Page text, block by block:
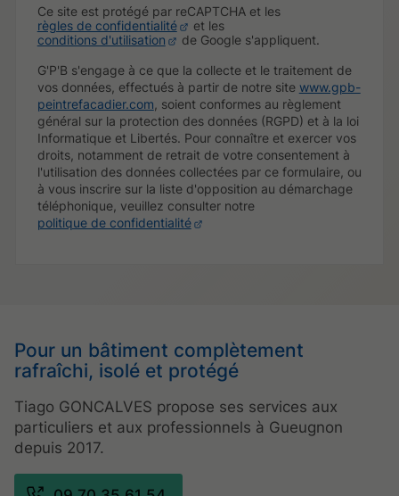
Ce site est protégé par reCAPTCHA et les
règles de confidentialité
et les
conditions d'utilisation
de Google s'appliquent.
G'P'B s'engage à ce que la collecte et le traitement de
vos données, effectués à partir de notre site www.gpb-
peintrefacadier.com, soient conformes au règlement
général sur la protection des données (RGPD) et à la loi
Informatique et Libertés. Pour connaître et exercer vos
droits, notamment de retrait de votre consentement à
l'utilisation des données collectées par ce formulaire, ou
à vous inscrire sur la liste d'opposition au démarchage
téléphonique, veuillez consulter notre
politique de confidentialité
Pour un bâtiment complètement
rafraîchi, isolé et protégé
Tiago GONCALVES propose ses services aux
particuliers et aux professionnels à Gueugnon
depuis 2017.